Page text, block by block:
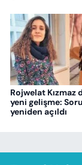
Rojwelat Kızmaz
yeni gelişme:
yeniden açıldı